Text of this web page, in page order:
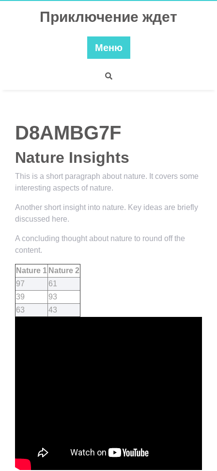
Приключение ждет
Меню
D8AMBG7F
Nature Insights
This is a short paragraph about nature. It covers some
interesting aspects of nature.
Another short insight into nature. Key ideas are briefly
discussed here.
A concluding thought about nature to round off the
content.
Nature 1 Nature 2
97
61
39
93
63
43